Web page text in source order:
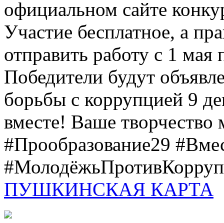
официальном сайте
Участие бесплатное, а
отправить работу с 1 мая
Победители будут
борьбы с коррупцией 9
вместе! Ваше творчество
#Прообразование29
ПУШКИНСКАЯ КАРТА